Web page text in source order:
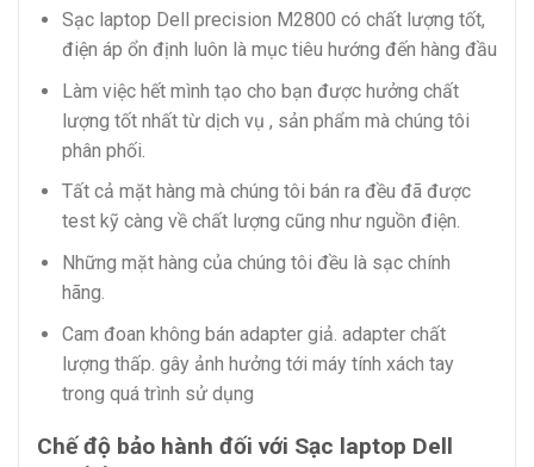
Sạc laptop Dell precision M2800 có chất lượng tốt,
điện áp ổn định luôn là mục tiêu hướng đến hàng đầu
Làm việc hết mình tạo cho bạn được hưởng chất
lượng tốt nhất từ dịch vụ , sản phẩm mà chúng tôi
phân phối.
Tất cả mặt hàng mà chúng tôi bán ra đều đã được
test kỹ càng về chất lượng cũng như nguồn điện.
Những mặt hàng của chúng tôi đều là sạc chính
hãng.
Cam đoan không bán adapter giả. adapter chất
lượng thấp. gây ảnh hưởng tới máy tính xách tay
trong quá trình sử dụng
Chế độ bảo hành đối với Sạc laptop Dell